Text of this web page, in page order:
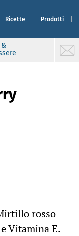
Ricette Prodotti
&
rosso
Vitamina E.